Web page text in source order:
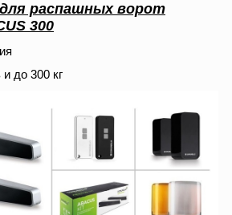
распашных ворот
300
до 300 кг